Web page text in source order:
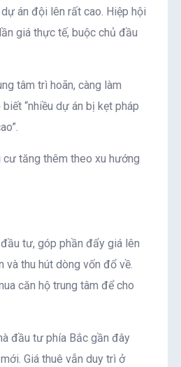
án đội lên rất cao. Hiệp hội
giá thực tế, buộc chủ đầu
tâm trì hoãn, càng làm
“nhiều dự án bị kẹt pháp
cư tăng thêm theo xu hướng
tư, góp phần đẩy giá lên
thu hút dòng vốn đổ về.
căn hộ trung tâm để cho
đầu tư phía Bắc gần đây
Giá thuê vẫn duy trì ở